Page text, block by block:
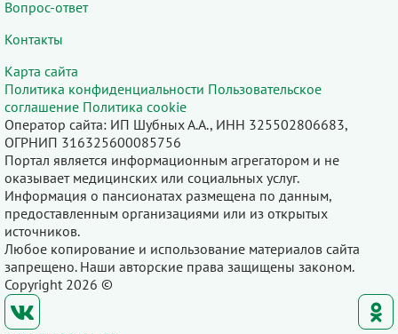
Вопрос-ответ
Контакты
Карта сайта
Политика конфиденциальности Пользовательское
соглашение Политика cookie
Оператор сайта: ИП Шубных А.А., ИНН 325502806683,
ОГРНИП 316325600085756
Портал является информационным агрегатором и не
оказывает медицинских или социальных услуг.
Информация о пансионатах размещена по данным,
предоставленным организациями или из открытых
источников.
Любое копирование и использование материалов сайта
запрещено. Наши авторские права защищены законом.
Copyright 2026 ©